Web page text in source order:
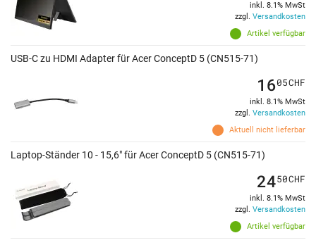
Artikel verfügbar
inkl. 8.1% MwSt
zzgl. Versandkosten
USB-C zu HDMI Adapter für Acer ConceptD 5 (CN515-71)
Aktuell nicht lieferbar
1605CHF
inkl. 8.1% MwSt
zzgl. Versandkosten
Laptop-Ständer 10 - 15,6" für Acer ConceptD 5 (CN515-71)
Artikel verfügbar
2450CHF
inkl. 8.1% MwSt
zzgl. Versandkosten